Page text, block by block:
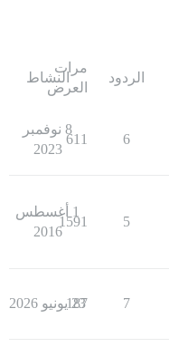
الردود
مرات
العرض
النشاط
6
611
8 نوفمبر
2023
5
1591
1 أغسطس
2016
7
187
23 يونيو 2026